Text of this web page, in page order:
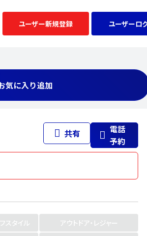
ユーザー新規登録 ユーザーロ
気に入り追加
共有
電話
予約
スタイル
アウトドア・レジャー